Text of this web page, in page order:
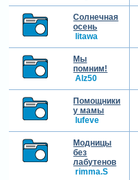
Солнечная
осень
litawa
Мы
помним!
Alz50
Помощники
у мамы
lufeve
Модницы
без
лабутенов
rimma.S